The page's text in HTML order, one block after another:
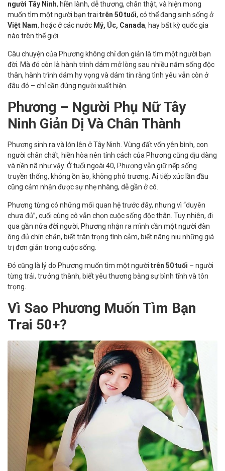
người Tây Ninh, hiền lành, dễ thương, chân thật, và hiện mong
muốn tìm một người bạn trai trên 50 tuổi, có thể đang sinh sống ở
Việt Nam, hoặc ở các nước Mỹ, Úc, Canada, hay bất kỳ quốc gia
nào trên thế giới.
Câu chuyện của Phương không chỉ đơn giản là tìm một người bạn
đời. Mà đó còn là hành trình dám mở lòng sau nhiều năm sống độc
thân, hành trình dám hy vọng và dám tin rằng tình yêu vẫn còn ở
đâu đó – chỉ cần đúng người xuất hiện.
Phương – Người Phụ Nữ Tây
Ninh Giản Dị Và Chân Thành
Phương sinh ra và lớn lên ở Tây Ninh. Vùng đất vốn yên bình, con
người chân chất, hiền hòa nên tính cách của Phương cũng dịu dàng
và nền nã như vậy. Ở tuổi ngoài 40, Phương vẫn giữ nếp sống
truyền thống, không ồn ào, không phô trương. Ai tiếp xúc lần đầu
cũng cảm nhận được sự nhẹ nhàng, dễ gần ở cô.
Phương từng có những mối quan hệ trước đây, nhưng vì “duyên
chưa đủ”, cuối cùng cô vẫn chọn cuộc sống độc thân. Tuy nhiên, đi
qua gần nửa đời người, Phương nhận ra mình cần một người đàn
ông đủ chín chắn, biết trân trọng tình cảm, biết nâng niu những giá
trị đơn giản trong cuộc sống.
Đó cũng là lý do Phương muốn tìm một người trên 50 tuổi – người
từng trải, trưởng thành, biết yêu thương bằng sự bình tĩnh và tôn
trọng.
Vì Sao Phương Muốn Tìm Bạn
Trai 50+?